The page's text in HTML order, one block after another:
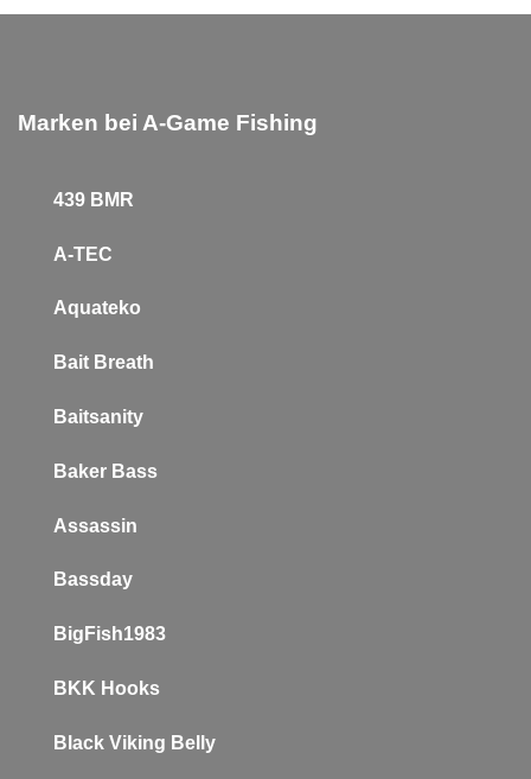
Marken bei A-Game Fishing
439 BMR
A-TEC
Aquateko
Bait Breath
Baitsanity
Baker Bass
Assassin
Bassday
BigFish1983
BKK Hooks
Black Viking Belly